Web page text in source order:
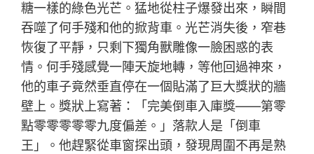
糖一樣的綠色光芒。猛地從柱子爆發出來，瞬間
吞噬了何手殘和他的掀背車。光芒消失後，窄巷
恢復了平靜，只剩下獨角獸雕像一臉困惑的表
情。何手殘感覺一陣天旋地轉，等他回過神來，
他的車子竟然垂直停在一個貼滿了巨大獎狀的牆
壁上。獎狀上寫著：「完美倒車入庫獎——第零
點零零零零零九度偏差。」落款人是「倒車
王」。他趕緊從車窗探出頭，發現周圍不再是熟